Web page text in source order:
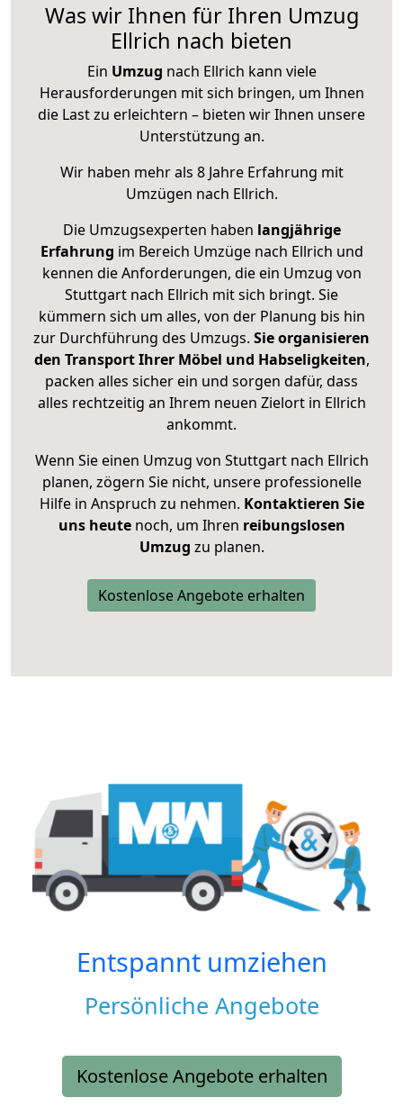
Was wir Ihnen für Ihren Umzug
Ellrich nach bieten
Ein Umzug nach Ellrich kann viele
Herausforderungen mit sich bringen, um Ihnen
die Last zu erleichtern – bieten wir Ihnen unsere
Unterstützung an.
Wir haben mehr als 8 Jahre Erfahrung mit
Umzügen nach Ellrich.
Die Umzugsexperten haben langjährige
Erfahrung im Bereich Umzüge nach Ellrich und
kennen die Anforderungen, die ein Umzug von
Stuttgart nach Ellrich mit sich bringt. Sie
kümmern sich um alles, von der Planung bis hin
zur Durchführung des Umzugs. Sie organisieren
den Transport Ihrer Möbel und Habseligkeiten,
packen alles sicher ein und sorgen dafür, dass
alles rechtzeitig an Ihrem neuen Zielort in Ellrich
ankommt.
Wenn Sie einen Umzug von Stuttgart nach Ellrich
planen, zögern Sie nicht, unsere professionelle
Hilfe in Anspruch zu nehmen. Kontaktieren Sie
uns heutenoch, um Ihren reibungslosen
Umzug zu planen.
Kostenlose Angebote erhalten
Entspannt umziehen
Persönliche Angebote
Kostenlose Angebote erhalten